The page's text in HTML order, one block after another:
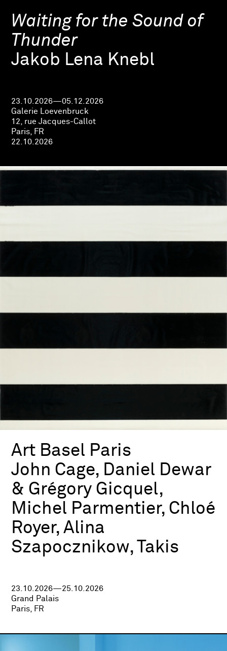
Waiting for the Sound of
Thunder
Jakob Lena Knebl
23.10.2026—05.12.2026
Galerie Loevenbruck
12, rue Jacques-Callot
Paris, FR
22.10.2026
Art Basel Paris
John Cage, Daniel Dewar
& Grégory Gicquel,
Michel Parmentier, Chloé
Royer, Alina
Szapocznikow, Takis
23.10.2026—25.10.2026
Grand Palais
Paris, FR